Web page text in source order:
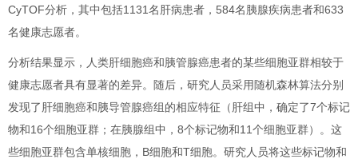
CyTOF分析，其中包括1131名肝病患者，584名胰腺疾病患者和633
名健康志愿者。
分析结果显示，人类肝细胞癌和胰管腺癌患者的某些细胞亚群相较于
健康志愿者具有显著的差异。随后，研究人员采用随机森林算法分别
发现了肝细胞癌和胰导管腺癌组的相应特征（肝组中，确定了7个标记
物和16个细胞亚群；在胰腺组中，8个标记物和11个细胞亚群）。这
些细胞亚群包含单核细胞，B细胞和T细胞。研究人员将这些标记物和